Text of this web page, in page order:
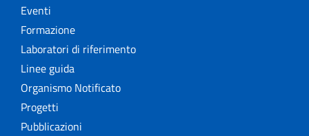
Eventi
Formazione
Laboratori di riferimento
Linee guida
Organismo Notificato
Progetti
Pubblicazioni